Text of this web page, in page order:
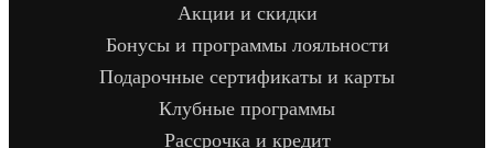
Акции и скидки
Бонусы и программы лояльности
Подарочные сертификаты и карты
Клубные программы
Рассрочка и кредит